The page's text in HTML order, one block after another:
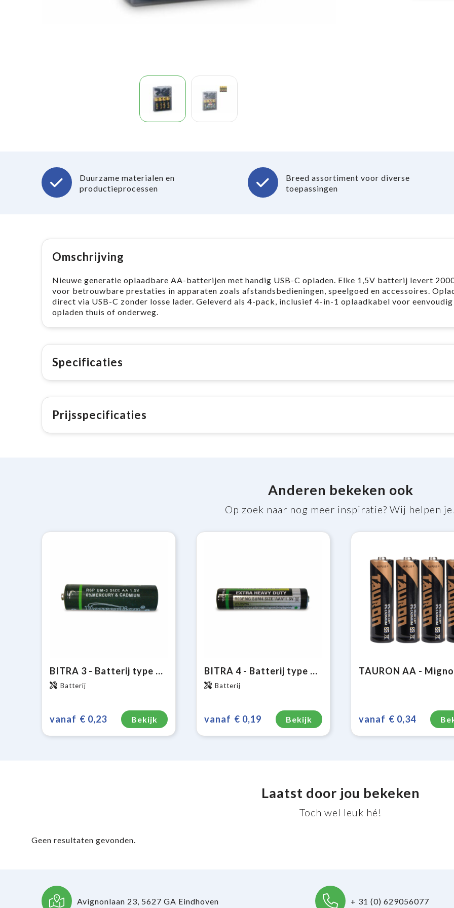
Duurzame materialen en
productieprocessen
Breed assortiment voor diverse
toepassingen
Omschrijving
Nieuwe generatie oplaadbare AA-batterijen met handig USB-C opladen. Elke 1,5V batterij levert
voor betrouwbare prestaties in apparaten zoals afstandsbedieningen, speelgoed en accessoires.
direct via USB-C zonder losse lader. Geleverd als 4-pack, inclusief 4-in-1 oplaadkabel voor eenvoudig
opladen thuis of onderweg.
Specificaties
Prijsspecificaties
Anderen bekeken ook
Op zoek naar nog meer inspiratie? Wij helpen
BITRA 3 - Batterij type UM3 (AA)
Batterij
vanaf € 0,23 Bekijk
BITRA 4 - Batterij type UM4 (AAA)
Batterij
vanaf € 0,19 Bekijk vanaf € 0,34
Laatst door jou bekeken
Toch wel leuk hé!
Geen resultaten gevonden.
Avignonlaan 23, 5627 GA Eindhoven + 31 (0) 629056077